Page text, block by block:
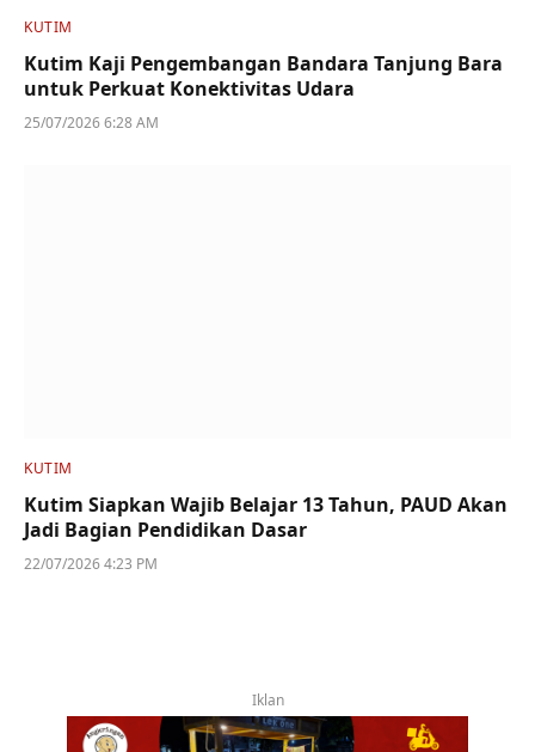
KUTIM
Kutim Kaji Pengembangan Bandara Tanjung Bara
untuk Perkuat Konektivitas Udara
25/07/2026 6:28 AM
KUTIM
Kutim Siapkan Wajib Belajar 13 Tahun, PAUD Akan
Jadi Bagian Pendidikan Dasar
22/07/2026 4:23 PM
Iklan